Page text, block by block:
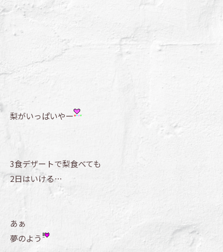
梨がいっぱいやー
3食デザートで梨食べても
2日はいける…
あぁ
夢のよう